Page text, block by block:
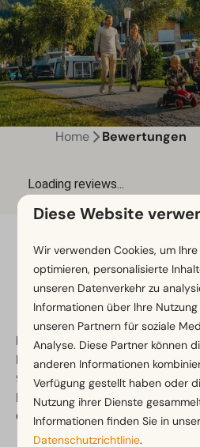
Home Bewertungen
Bezahle sicher
EuroParcs Pressegger See
Presseggen 29
9620 Presseggen
Kärnten
Österreich
Diese Website
Wir verwenden Cookies, um
optimieren, personalisierte
unseren Datenverkehr zu
Informationen über Ihre
unseren Partnern für soziale
Analyse. Diese Partner können
anderen Informationen
Verfügung gestellt haben oder
Nutzung ihrer Dienste
Informationen finden Sie in
Datenschutzrichtlinie.